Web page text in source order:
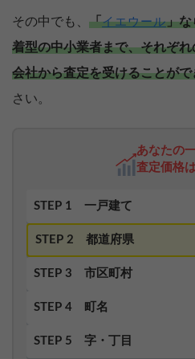
その中でも、 「イエウール」な
着型の中小業者まで、それぞ
会社から査定を受けることがで
さい。
あなたの
査定価格
STEP 1 一戸建て
STEP 2 都道府県
STEP 3 市区町村
STEP 4 町名
STEP 5 字・丁目